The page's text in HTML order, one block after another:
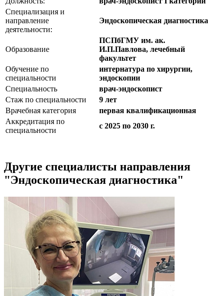
Специализация и
направление
деятельности:
Эндоскопическая диагностика
Образование
ПСПбГМУ им. ак.
И.П.Павлова, лечебный
факультет
Обучение по
специальности
интернатура по хирургии,
эндоскопии
Специальность
врач-эндоскопист
Стаж по специальности
9 лет
Врачебная категория
первая квалификационная
Аккредитация по
специальности
с 2025 по 2030 г.
Другие специалисты направления
"Эндоскопическая диагностика"